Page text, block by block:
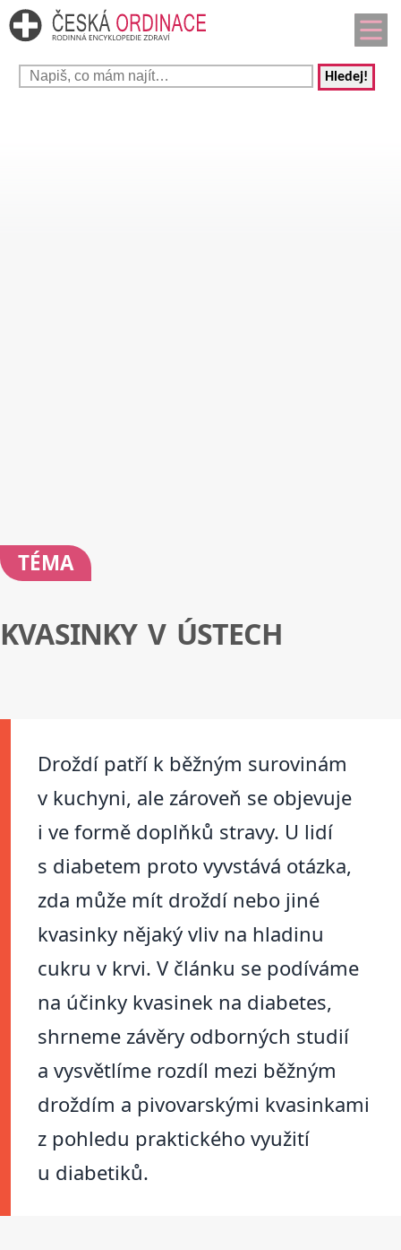
Hledej!
TÉMA
KVASINKY V ÚSTECH
Droždí patří k běžným surovinám
v kuchyni, ale zároveň se objevuje
i ve formě doplňků stravy. U lidí
s diabetem proto vyvstává otázka,
zda může mít droždí nebo jiné
kvasinky nějaký vliv na hladinu
cukru v krvi. V článku se podíváme
na účinky kvasinek na diabetes,
shrneme závěry odborných studií
a vysvětlíme rozdíl mezi běžným
droždím a pivovarskými kvasinkami
z pohledu praktického využití
u diabetiků.